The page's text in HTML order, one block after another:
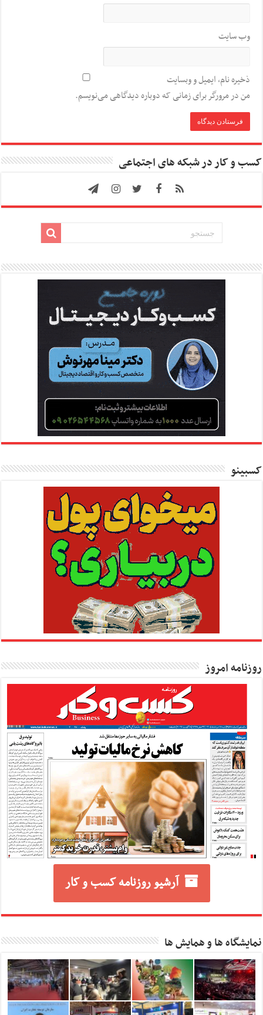
وب‌ سایت
ذخیره نام، ایمیل و وبسایت
من در مرورگر برای زمانی که دوباره دیدگاهی می‌نویسم.
کسب و کار در شبکه های اجتماعی
کسبینو
روزنامه امروز
آرشیو روزنامه کسب و کار
نمایشگاه ها و همایش ها